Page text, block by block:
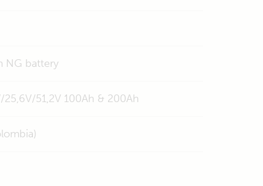
NG battery
51,2V 100Ah & 200Ah